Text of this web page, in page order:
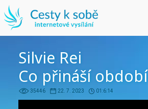
Silvie Rei
Co přináší
35446 22. 7. 2023 01:6:14